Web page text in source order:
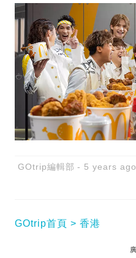
GOtrip編輯部 5 years ago
GOtrip首頁 香港